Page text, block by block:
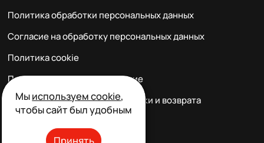
Политика обработки персональных данных
Согласие на обработку персональных данных
Политика cookie
Пользовательское соглашение
Правила заказа, оплаты, доставки и возврата
Мыиспользуем cookie,
чтобы сайт был удобным